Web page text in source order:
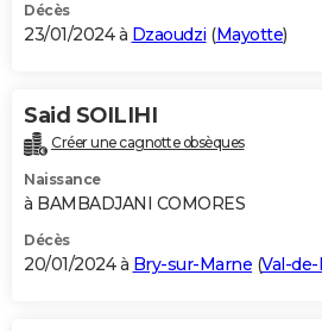
Décès
23/01/2024 à Dzaoudzi (Mayotte)
Said SOILIHI
Créer une cagnotte obsèques
Naissance
à BAMBADJANI COMORES
Décès
20/01/2024 à Bry-sur-Marne (Val-